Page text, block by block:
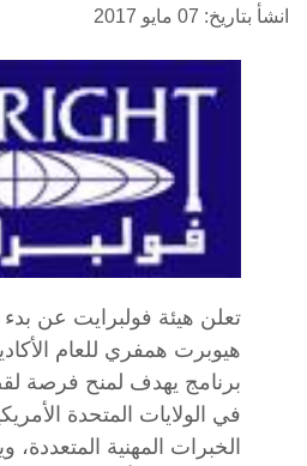
انشأ بتاريخ: 07 مايو 2017
تعلن هيئة فولبرايت عن بدء
برنامج يهدف لمنح فرصة
في الولايات المتحدة
الخبرات المهنية المتعددة،